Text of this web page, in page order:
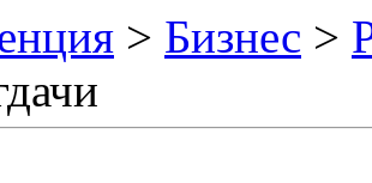
> Бизнес >